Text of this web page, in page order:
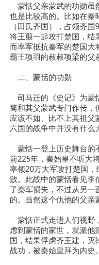
蒙恬父亲蒙武的功勋虽
也是比较高的。比如在秦
（田氏齐国），占领齐
将王翦一起攻打楚国，结
而率军抵抗秦军的楚国大
霸王项羽的叔叔项梁的父
二、蒙恬的功勋
司马迁的《史记》为蒙
骜和其父蒙武专门作传，
应该不如、比不上其祖父
六国的战争中并没有什么
蒙恬一登上历史舞台的
前225年，秦始皇不听大
率领20万大军攻打楚国
败。此战中的蒙恬看见
了秦军损失，不过从另
的。当然这个仇他的父亲
蒙恬正式走进人们视野
虑到蒙恬的家世，就派他
国，结果俘虏齐王建，灭
战功，被秦始皇拜为内史。